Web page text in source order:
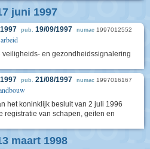
juni 1997
pub. 19/09/1997 numac 1997012552
veiligheids- en gezondheidssignalering
pub. 21/08/1997 numac 1997016167
het koninklijk besluit van 2 juli 1996
registratie van schapen, geiten en
maart 1998